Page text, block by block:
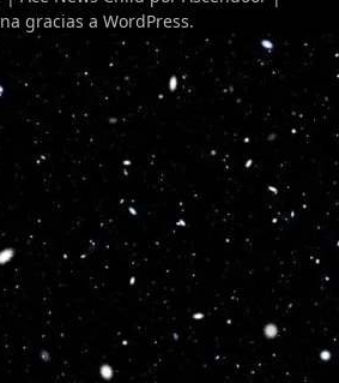
gracias a WordPress.